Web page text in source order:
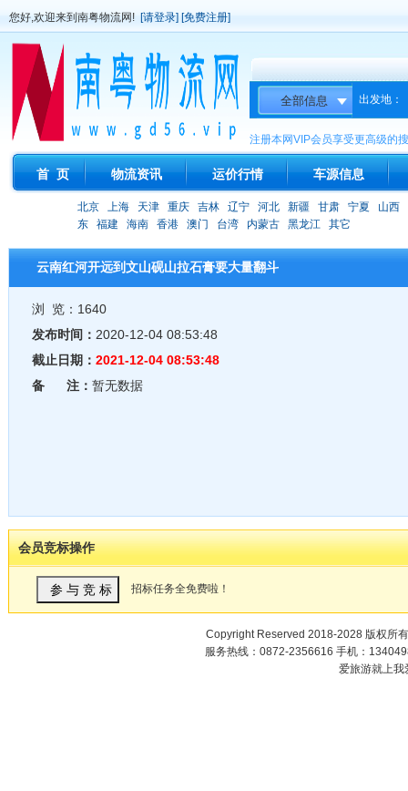
您好,欢迎来到南粤物流网! [请登录] [免费注册]
出发地：
注册本网VIP会员享受更高级的
首 页 物流资讯 运价行情 车源信息
北京 上海 天津 重庆 吉林 辽宁 河北 新疆 甘肃 宁夏
山西
东
福建 海南 香港 澳门 台湾 内蒙古 黑龙江 其它
云南红河开远到文山砚山拉石膏要大量翻斗
浏 览：1640
发布时间： 2020-12-04 08:53:48
截止日期： 2021-12-04 08:53:48
备 注： 暂无数据
会员竞标操作
招标任务全免费啦！
Copyright Reserved 2018-2028 版权所
服务热线：0872-2356616 手机：
爱旅游就上我